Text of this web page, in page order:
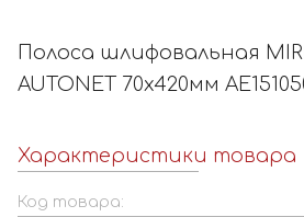
Полоса шлифовальная
AUTONET 70x420мм
Характеристики товара
Код товара: